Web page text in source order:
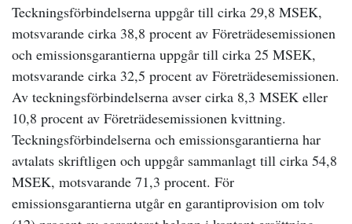
Teckningsförbindelserna uppgår till cirka 29,8 MSEK,
motsvarande cirka 38,8 procent av Företrädesemissionen
och emissionsgarantierna uppgår till cirka 25 MSEK,
motsvarande cirka 32,5 procent av Företrädesemissionen.
Av teckningsförbindelserna avser cirka 8,3 MSEK eller
10,8 procent av Företrädesemissionen kvittning.
Teckningsförbindelserna och emissionsgarantierna har
avtalats skriftligen och uppgår sammanlagt till cirka 54,8
MSEK, motsvarande 71,3 procent. För
emissionsgarantierna utgår en garantiprovision om tolv